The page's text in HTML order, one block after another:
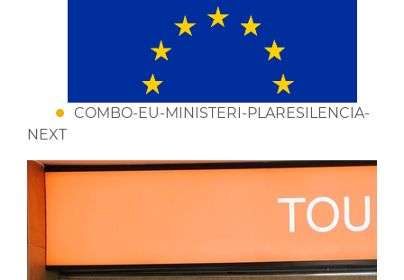
COMBO-EU-MINISTERI-PLARESILENCIA-
NEXT